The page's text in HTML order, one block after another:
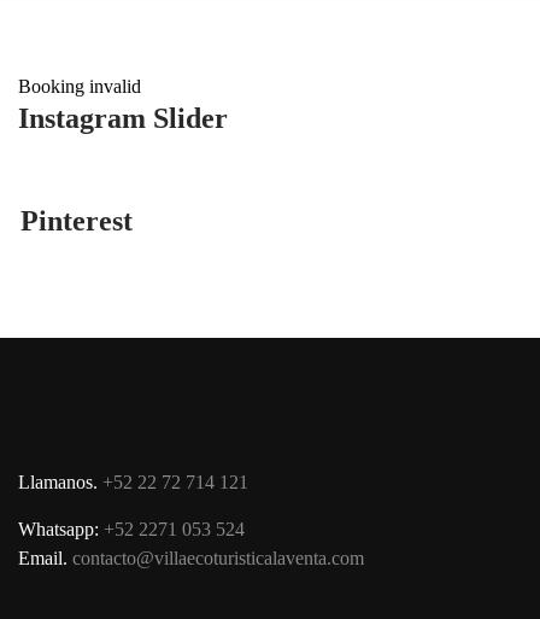
Booking invalid
Instagram Slider
Pinterest
Llamanos. +52 22 72 714 121
Whatsapp: +52 2271 053 524
Email. contacto@villaecoturisticalaventa.com